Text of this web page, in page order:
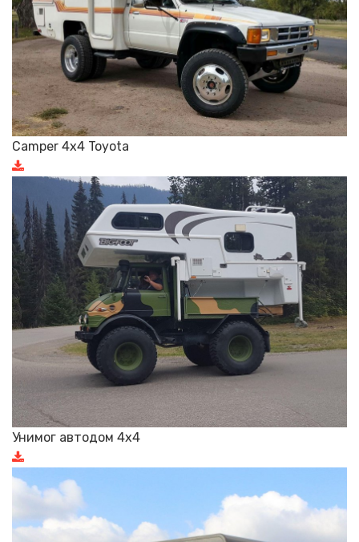
Camper 4x4 Toyota
Унимог автодом 4х4